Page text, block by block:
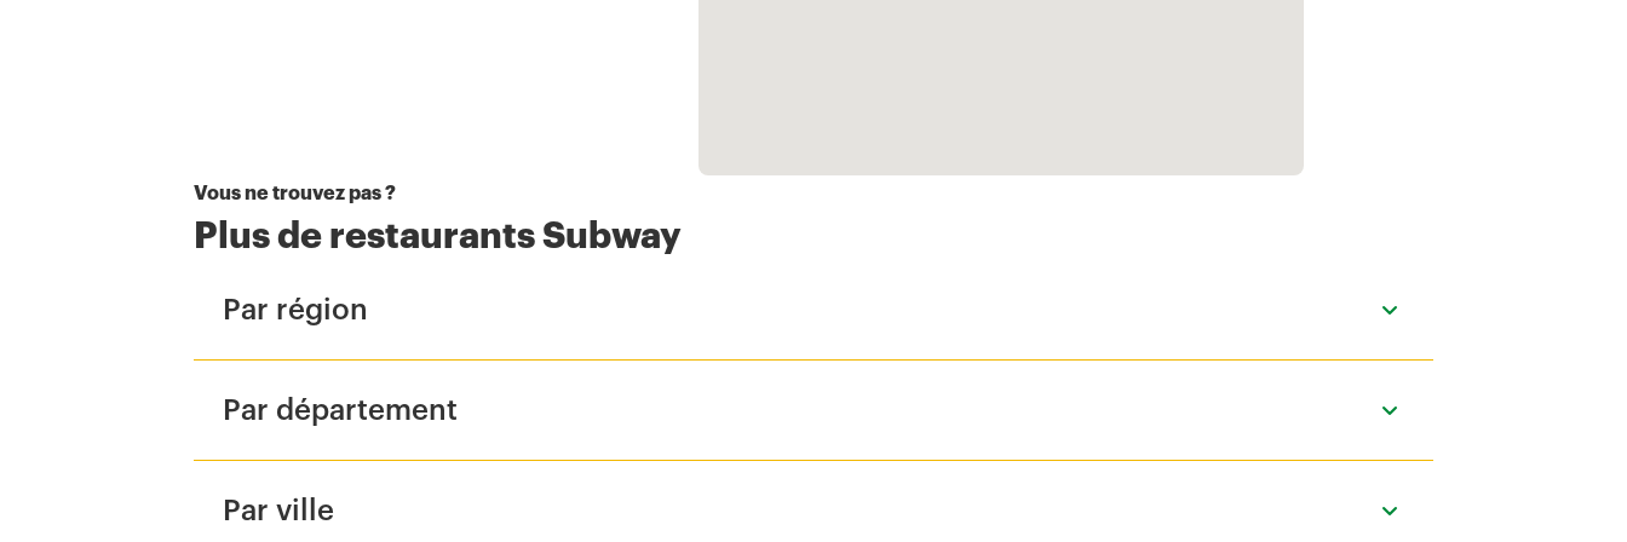
Vous ne trouvez pas ?
Plus de restaurants Subway
Par région
Par département
Par ville